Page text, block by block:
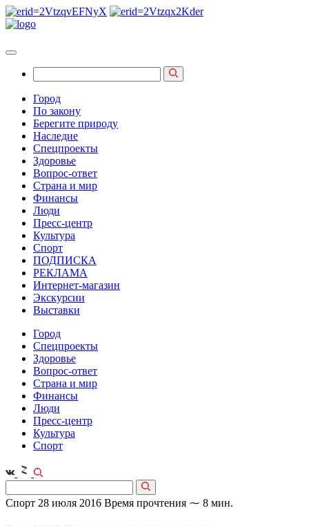
Город
По закону
Берегите природу
Наследие
Спецпроекты
Здоровье
Вопрос-ответ
Страна и мир
Финансы
Люди
Пресс-центр
Культура
Спорт
ПОДПИСКА
РЕКЛАМА
Интернет-магазин
Экскурсии
Выставки
Город
Спецпроекты
Здоровье
Вопрос-ответ
Страна и мир
Финансы
Люди
Пресс-центр
Культура
Спорт
Спорт 28 июля 2016 Время прочтения ⁓ 8 мин.